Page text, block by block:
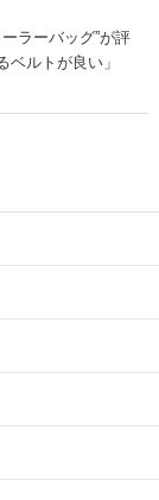
（2/4） | 兵庫県
ルトが良い」